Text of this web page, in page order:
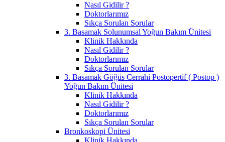
Nasıl Gidilir ?
Doktorlarımız
Sıkça Sorulan Sorular
3. Basamak Solunumsal Yoğun Bakım Ünitesi
Klinik Hakkında
Nasıl Gidilir ?
Doktorlarımız
Sıkça Sorulan Sorular
3. Basamak Göğüs Cerrahi Postopertif ( Postop )
Yoğun Bakım Ünitesi
Klinik Hakkında
Nasıl Gidilir ?
Doktorlarımız
Sıkça Sorulan Sorular
Bronkoskopi Ünitesi
Klinik Hakkında